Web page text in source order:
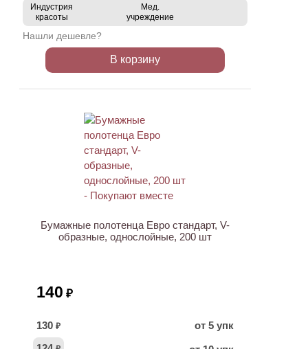
Индустрия
красоты
Мед.
учреждение
Нашли дешевле?
В корзину
Бумажные полотенца Евро стандарт, V-
образные, однослойные, 200 шт
140 ₽
130 ₽
от 5 упк